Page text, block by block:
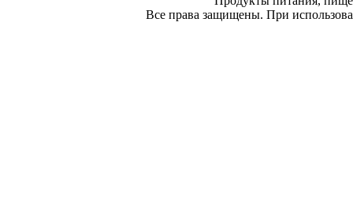
Все права защищены. При